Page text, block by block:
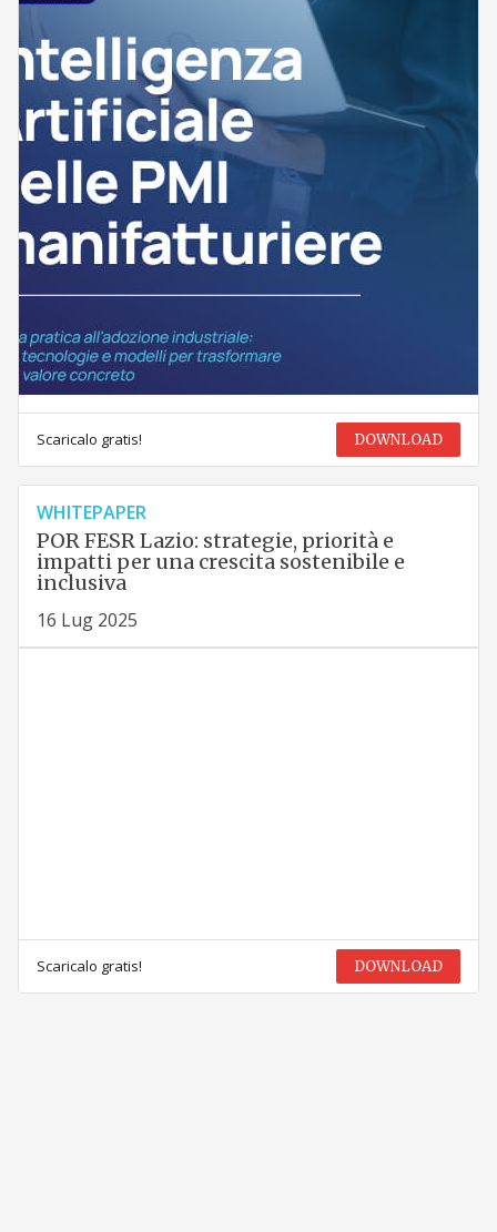
Scaricalo gratis! DOWNLOAD
WHITEPAPER
POR FESR Lazio: strategie, priorità e
impatti per una crescita sostenibile e
inclusiva
16 Lug 2025
Scaricalo gratis! DOWNLOAD